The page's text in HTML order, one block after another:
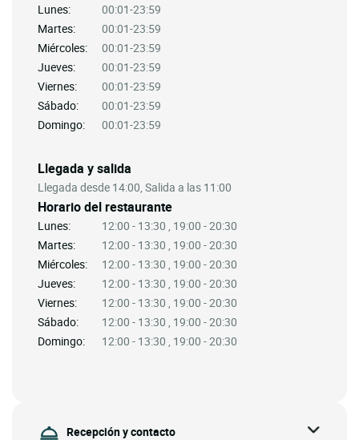
Lunes:
00:01-23:59
Martes:
00:01-23:59
Miércoles:
00:01-23:59
Jueves:
00:01-23:59
Viernes:
00:01-23:59
Sábado:
00:01-23:59
Domingo:
00:01-23:59
Llegada y salida
Llegada desde 14:00, Salida a las 11:00
Horario del restaurante
Lunes:
12:00 - 13:30 , 19:00 - 20:30
Martes:
12:00 - 13:30 , 19:00 - 20:30
Miércoles:
12:00 - 13:30 , 19:00 - 20:30
Jueves:
12:00 - 13:30 , 19:00 - 20:30
Viernes:
12:00 - 13:30 , 19:00 - 20:30
Sábado:
12:00 - 13:30 , 19:00 - 20:30
Domingo:
12:00 - 13:30 , 19:00 - 20:30
Recepción y contacto